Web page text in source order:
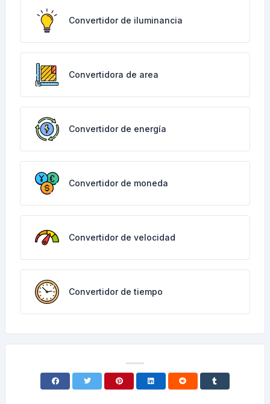
Convertidor de iluminancia
Convertidora de area
Convertidor de energía
Convertidor de moneda
Convertidor de velocidad
Convertidor de tiempo